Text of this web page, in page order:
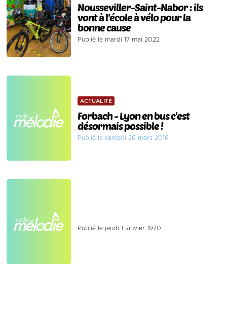
Nousseviller-Saint-Nabor : ils
vont à l'école à vélo pour la
bonne cause
Publié le mardi 17 mai 2022
ACTUALITÉ
Forbach - Lyon en bus c'est
désormais possible !
Publié le samedi 26 mars 2016
Publié le jeudi 1 janvier 1970